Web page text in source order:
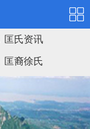
匡氏资讯
匡裔徐氏